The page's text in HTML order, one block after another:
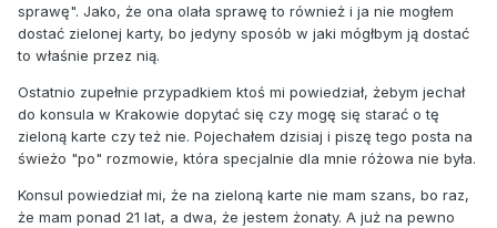
sprawę". Jako, że ona olała sprawę to również i ja nie mogłem
dostać zielonej karty, bo jedyny sposób w jaki mógłbym ją dostać
to właśnie przez nią.
Ostatnio zupełnie przypadkiem ktoś mi powiedział, żebym jechał
do konsula w Krakowie dopytać się czy mogę się starać o tę
zieloną karte czy też nie. Pojechałem dzisiaj i piszę tego posta na
świeżo "po" rozmowie, która specjalnie dla mnie różowa nie była.
Konsul powiedział mi, że na zieloną karte nie mam szans, bo raz,
że mam ponad 21 lat, a dwa, że jestem żonaty. A już na pewno